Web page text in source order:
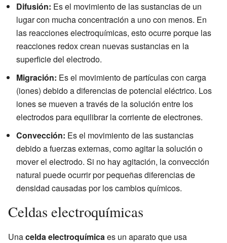
Difusión: Es el movimiento de las sustancias de un
lugar con mucha concentración a uno con menos. En
las reacciones electroquímicas, esto ocurre porque las
reacciones redox crean nuevas sustancias en la
superficie del electrodo.
Migración: Es el movimiento de partículas con carga
(iones) debido a diferencias de potencial eléctrico. Los
iones se mueven a través de la solución entre los
electrodos para equilibrar la corriente de electrones.
Convección: Es el movimiento de las sustancias
debido a fuerzas externas, como agitar la solución o
mover el electrodo. Si no hay agitación, la convección
natural puede ocurrir por pequeñas diferencias de
densidad causadas por los cambios químicos.
Celdas electroquímicas
Unacelda electroquímicaes un aparato que usa